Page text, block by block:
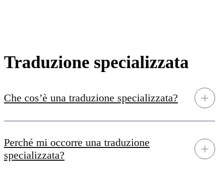
Traduzione specializzata
Che cos’è una traduzione specializzata?
Perché mi occorre una traduzione
specializzata?